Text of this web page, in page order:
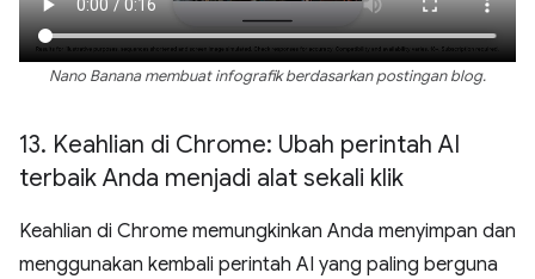
Nano Banana membuat infografik berdasarkan postingan blog.
13. Keahlian di Chrome: Ubah perintah AI
terbaik Anda menjadi alat sekali klik
Keahlian di Chrome memungkinkan Anda menyimpan dan
menggunakan kembali perintah AI yang paling berguna